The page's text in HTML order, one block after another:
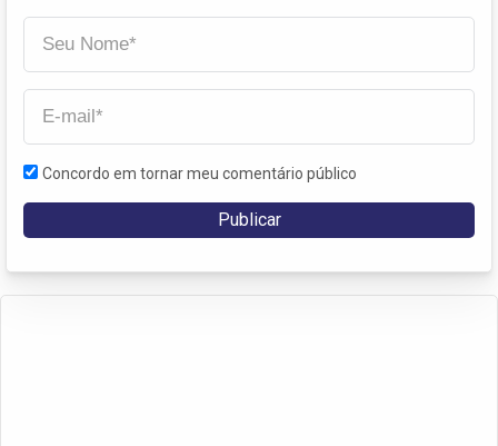
Concordo em tornar meu comentário público